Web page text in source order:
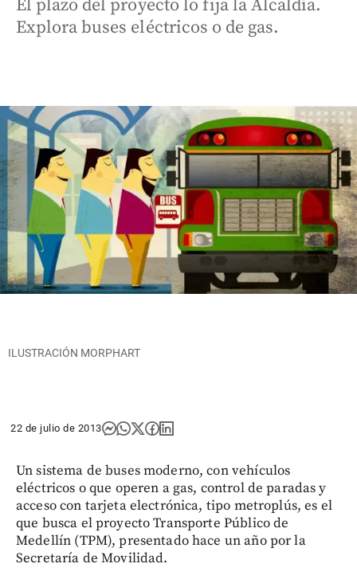
El plazo del proyecto lo fija la Alcaldía.
Explora buses eléctricos o de gas.
ILUSTRACIÓN MORPHART
22 de julio de 2013
Un sistema de buses moderno, con vehículos
eléctricos o que operen a gas, control de paradas y
acceso con tarjeta electrónica, tipo metroplús, es el
que busca el proyecto Transporte Público de
Medellín (TPM), presentado hace un año por la
Secretaría de Movilidad.